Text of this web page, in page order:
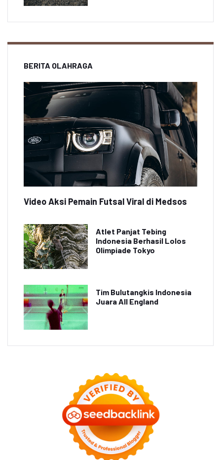
BERITA OLAHRAGA
Video Aksi Pemain Futsal Viral di Medsos
Atlet Panjat Tebing
Indonesia Berhasil Lolos
Olimpiade Tokyo
Tim Bulutangkis Indonesia
Juara All England